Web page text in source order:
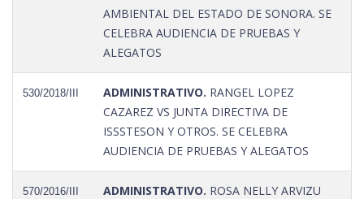
AMBIENTAL DEL ESTADO DE SONORA. SE
CELEBRA AUDIENCIA DE PRUEBAS Y
ALEGATOS
530/2018/III ADMINISTRATIVO. RANGEL LOPEZ
CAZAREZ VS JUNTA DIRECTIVA DE
ISSSTESON Y OTROS. SE CELEBRA
AUDIENCIA DE PRUEBAS Y ALEGATOS
570/2016/III ADMINISTRATIVO. ROSA NELLY ARVIZU